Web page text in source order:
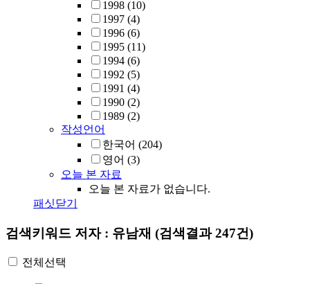
1998 (10)
1997 (4)
1996 (6)
1995 (11)
1994 (6)
1992 (5)
1991 (4)
1990 (2)
1989 (2)
작성언어
한국어 (204)
영어 (3)
오늘 본 자료
오늘 본 자료가 없습니다.
패싯닫기
검색키워드 저자 : 유남재 (검색결과 247건)
전체선택